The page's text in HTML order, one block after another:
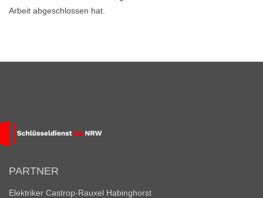
Arbeit abgeschlossen hat.
PARTNER
Elektriker Castrop-Rauxel Habinghorst